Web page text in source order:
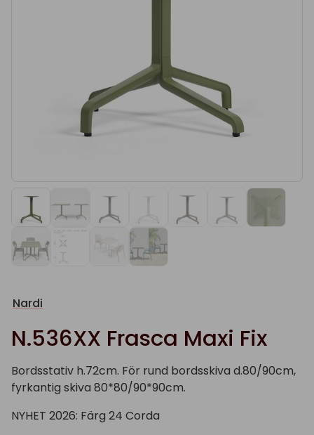
Nardi
N.536XX Frasca Maxi Fix
Bordsstativ h.72cm. För rund bordsskiva d.80/90cm,
fyrkantig skiva 80*80/90*90cm.
NYHET 2026: Färg 24 Corda